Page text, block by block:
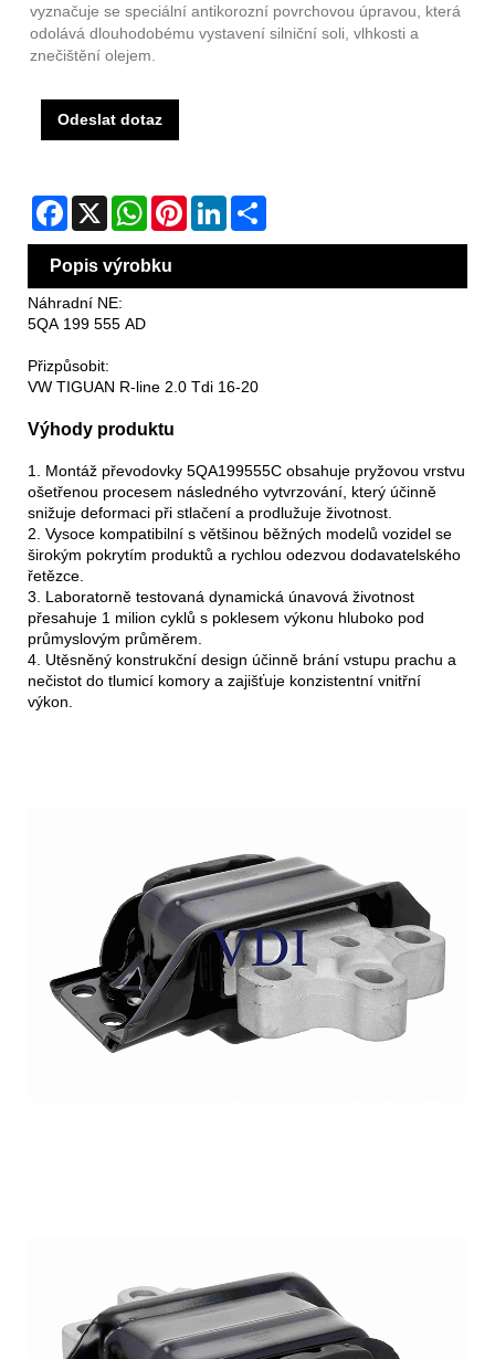
vyznačuje se speciální antikorozní povrchovou úpravou, která
odolává dlouhodobému vystavení silniční soli, vlhkosti a
znečištění olejem.
Odeslat dotaz
Facebook
X WhatsAppPinterestLinkedIn
Popis výrobku
Náhradní NE:
5QA 199 555 AD
Přizpůsobit:
VW TIGUAN R-line 2.0 Tdi 16-20
Výhody produktu
1. Montáž převodovky 5QA199555C obsahuje pryžovou vrstvu
ošetřenou procesem následného vytvrzování, který účinně
snižuje deformaci při stlačení a prodlužuje životnost.
2. Vysoce kompatibilní s většinou běžných modelů vozidel se
širokým pokrytím produktů a rychlou odezvou dodavatelského
řetězce.
3. Laboratorně testovaná dynamická únavová životnost
přesahuje 1 milion cyklů s poklesem výkonu hluboko pod
průmyslovým průměrem.
4. Utěsněný konstrukční design účinně brání vstupu prachu a
nečistot do tlumicí komory a zajišťuje konzistentní vnitřní
výkon.